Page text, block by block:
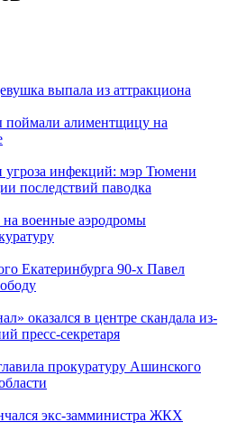
выпала из аттракциона
поймали алиментщицу на
инфекций: мэр Тюмени
последствий паводка
на военные аэродромы
Екатеринбурга 90-х Павел
оказался в центре скандала из-
пресс-секретаря
прокуратуру Ашинского
экс-замминистра ЖКХ